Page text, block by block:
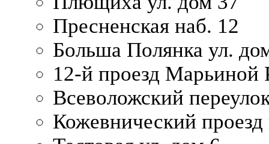
Пресненская наб. 12
Больша Полянка ул.
12-й проезд Марьиной
Всеволожский
Кожевнический проезд